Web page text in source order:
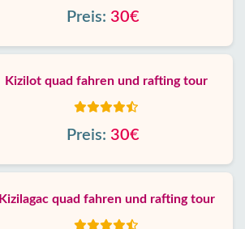
Preis: 30€
Kizilot quad fahren und rafting tour
Preis: 30€
Kizilagac quad fahren und rafting tour